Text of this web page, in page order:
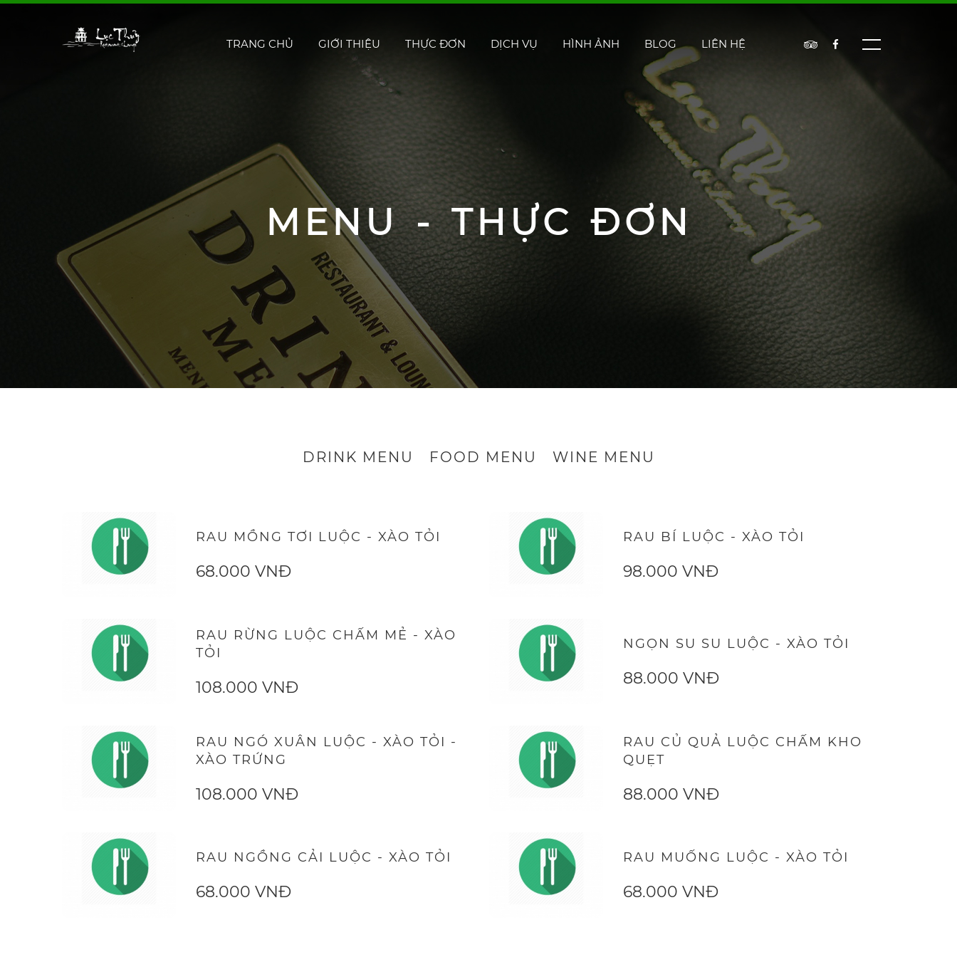
TRANG CHỦ GIỚI THIỆU THỰC ĐƠN DỊCH VỤ HÌNH ẢNH BLOG LIÊN HỆ
MENU - THỰC ĐƠN
DRINK MENU FOOD MENU WINE MENU
RAU MỒNG TƠI LUỘC - XÀO TỎI
68.000 VNĐ
RAU RỪNG LUỘC CHẤM MẺ - XÀO
TỎI
108.000 VNĐ
RAU NGÓ XUÂN LUỘC - XÀO TỎI -
XÀO TRỨNG
108.000 VNĐ
RAU NGỒNG CẢI LUỘC - XÀO TỎI
68.000 VNĐ
RAU BÍ LUỘC - XÀO TỎI
98.000 VNĐ
NGỌN SU SU LUỘC - XÀO TỎI
88.000 VNĐ
RAU CỦ QUẢ LUỘC CHẤM KHO
QUẸT
88.000 VNĐ
RAU MUỐNG LUỘC - XÀO TỎI
68.000 VNĐ